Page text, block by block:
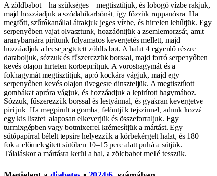
A zöldbabot – ha szükséges – megtisztítjuk, és lobogó vízbe rakjuk,
majd hozzáadjuk a szódabikarbónát, így főzzük roppanósra. Ha
megfőtt, szűrőkanállal átrakjuk jeges vízbe, és hirtelen lehűtjük. Egy
serpenyőben vajat olvasztunk, hozzáöntjük a zsemlemorzsát, amit
aranybarnára pirítunk folyamatos kevergetés mellett, majd
hozzáadjuk a lecsepegtetett zöldbabot. A halat 4 egyenlő részre
daraboljuk, sózzuk és fűszerezzük borssal, majd forró serpenyőben
kevés olajon hirtelen körbepirítjuk. A vöröshagymát és a
fokhagymát megtisztítjuk, apró kockára vágjuk, majd egy
serpenyőben kevés olajon üvegesre dinszteljük. A megtisztított
gombákat apróra vágjuk, és hozzáadjuk a lepirított hagymához.
Sózzuk, fűszerezzük borssal és lestyánnal, és gyakran kevergetve
pirítjuk. Ha megpirult a gomba, felöntjük tejszínnel, adunk hozzá
egy kis lisztet, alaposan elkeverjük és összeforraljuk. Egy
turmixgépben vagy botmixerrel krémesítjük a mártást. Egy
sütőpapírral bélelt tepsire helyezzük a körbekérgelt halat, és 180
fokra előmelegített sütőben 10–15 perc alatt puhára sütjük.
Tálaláskor a mártásra kerül a hal, a zöldbabot mellé tesszük.